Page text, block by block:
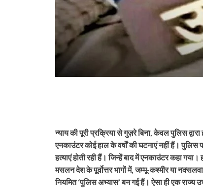
न्याय की पूरी प्रक्रिया से गुज़रे बिना, केवल पुलिस
एनकाउंटर कोई हाल के वर्षों की घटनाएं नहीं हैं।
हत्याएं होती रही हैं। जिन्हें बाद में एनकाउंटर कहा
मसलन देश के पूर्वोत्तर भागों में, जम्मू-कश्मीर या
नियमित ‘पुलिस अभ्यास’ बन गई हैं। ऐसा ही एक राज्य